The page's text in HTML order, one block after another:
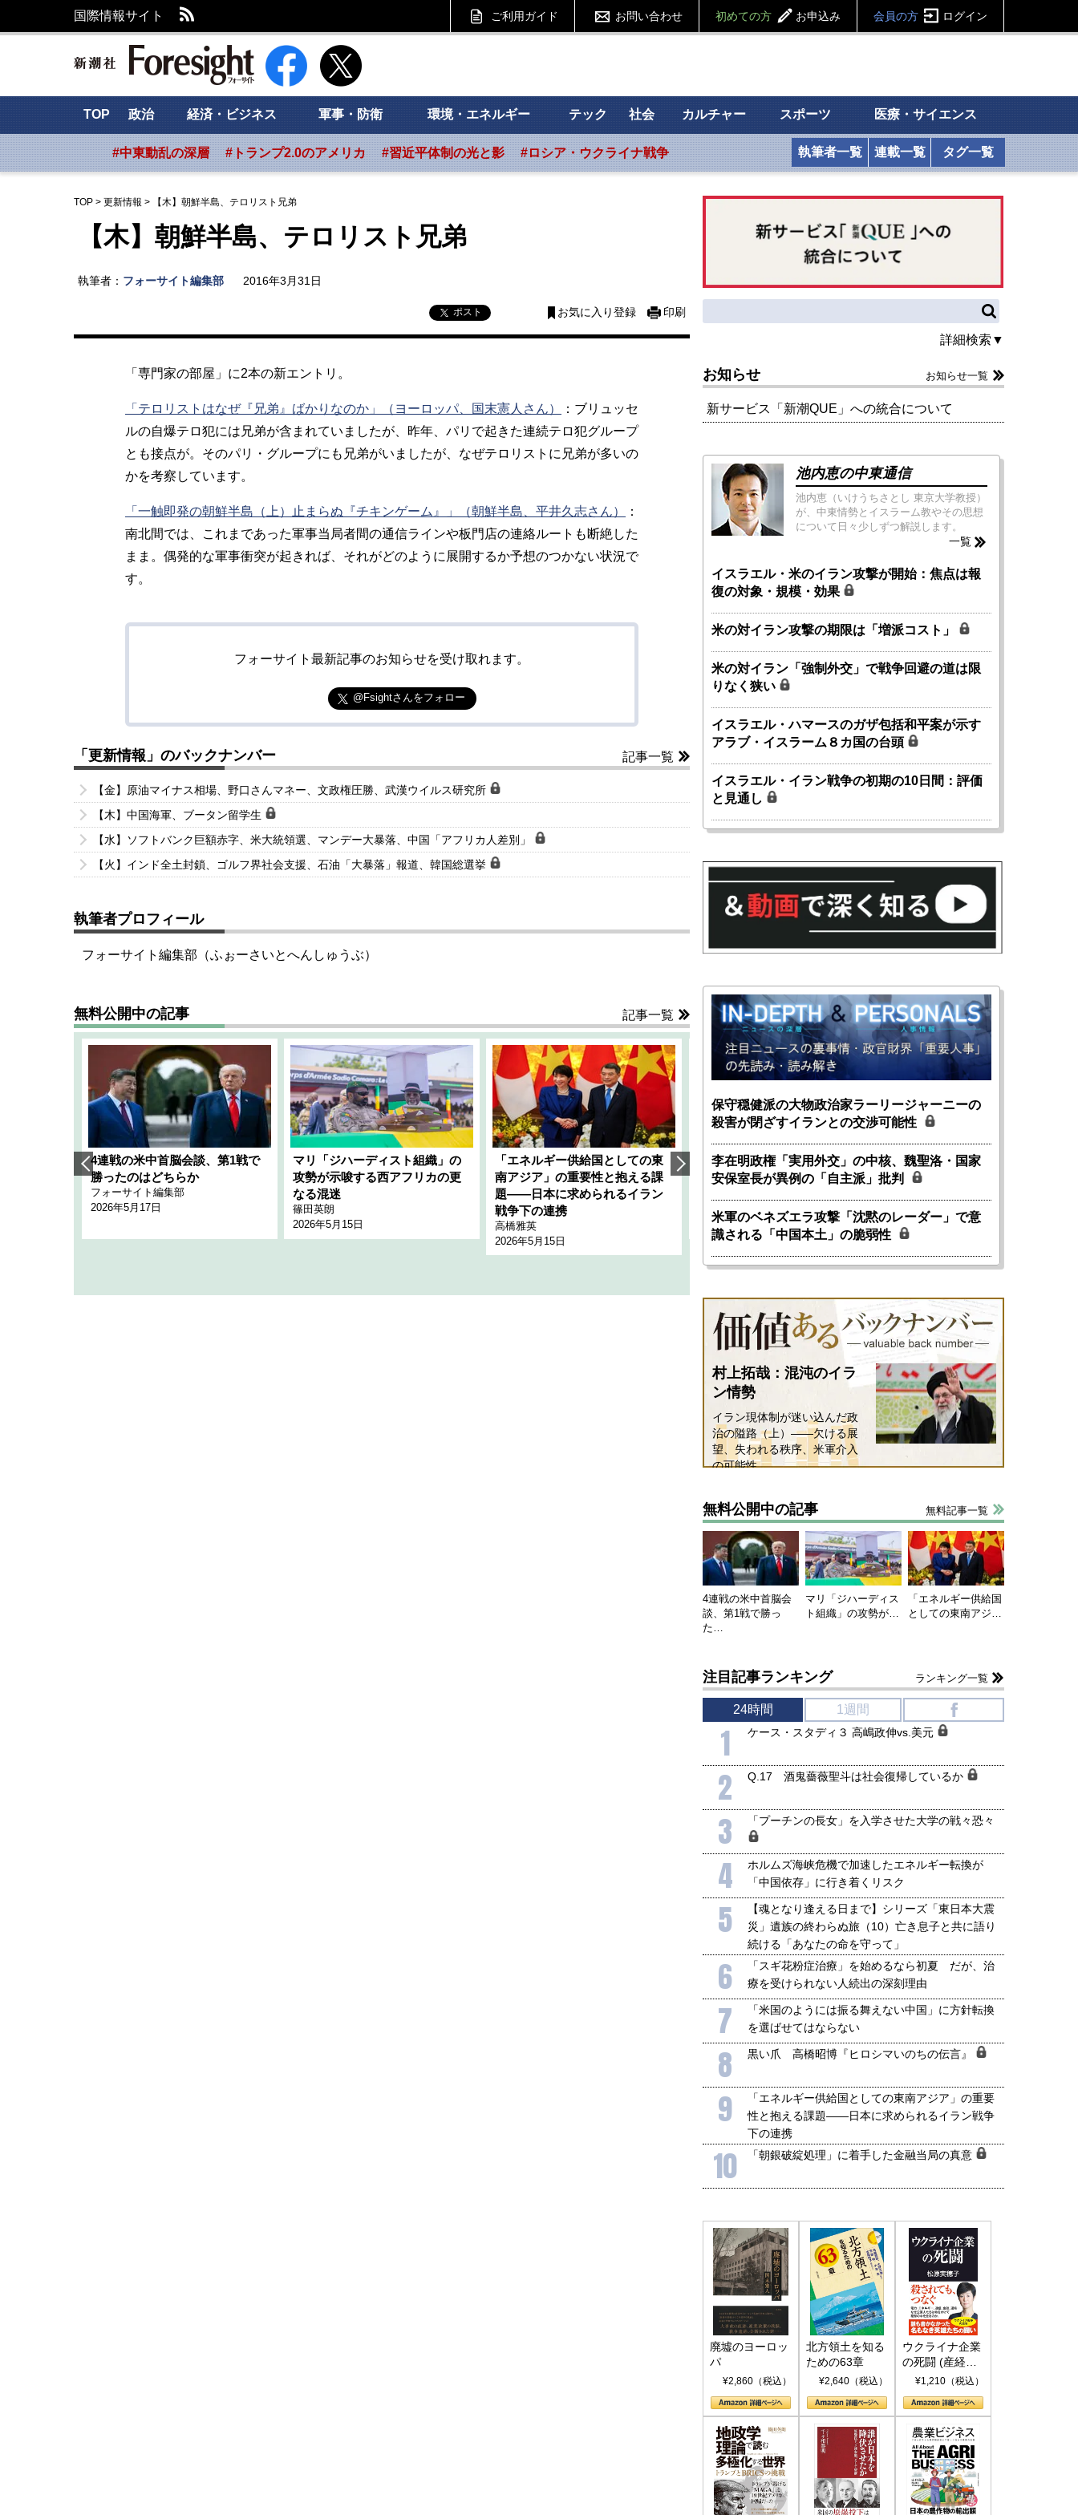
国際情報サイト ご利用ガイド お問い合わせ 初めての方 お申込み 会員の方 ログイン
新潮社 Foresight フォーサイト
TOP 政治 経済・ビジネス 軍事・防衛 環境・エネルギー テック 社会 カルチャー スポーツ 医療・サイエンス
#中東動乱の深層 #トランプ2.0のアメリカ #習近平体制の光と影 #ロシア・ウクライナ戦争 執筆者一覧 連載一覧 タグ一覧
TOP > 更新情報 > 【木】朝鮮半島、テロリスト兄弟
【木】朝鮮半島、テロリスト兄弟
執筆者： フォーサイト編集部 2016年3月31日
ポスト お気に入り登録 印刷
「専門家の部屋」に2本の新エントリ。
「テロリストはなぜ『兄弟』ばかりなのか」（ヨーロッパ、国末憲人さん）
：ブリュッセ
ルの自爆テロ犯には兄弟が含まれていましたが、昨年、パリで起きた連続テロ犯グループ
とも接点が。そのパリ・グループにも兄弟がいましたが、なぜテロリストに兄弟が多いの
かを考察しています。
「一触即発の朝鮮半島（上）止まらぬ『チキンゲーム』」（朝鮮半島、平井久志さん）
：
南北間では、これまであった軍事当局者間の通信ラインや板門店の連絡ルートも断絶した
まま。偶発的な軍事衝突が起きれば、それがどのように展開するか予想のつかない状況で
す。
フォーサイト最新記事のお知らせを受け取れます。
@Fsightさんをフォロー
「更新情報」のバックナンバー 記事一覧
【金】原油マイナス相場、野口さんマネー、文政権圧勝、武漢ウイルス研究所
【木】中国海軍、ブータン留学生
【水】ソフトバンク巨額赤字、米大統領選、マンデー大暴落、中国「アフリカ人差別」
【火】インド全土封鎖、ゴルフ界社会支援、石油「大暴落」報道、韓国総選挙
執筆者プロフィール
フォーサイト編集部（ふぉーさいとへんしゅうぶ）
無料公開中の記事 記事一覧
4連戦の米中首脳会談、第1戦で
勝ったのはどちらか
フォーサイト編集部
2026年5月17日
マリ「ジハーディスト組織」の
攻勢が示唆する西アフリカの更
なる混迷
篠田英朗
2026年5月15日
「エネルギー供給国としての東
南アジア」の重要性と抱える課
題――日本に求められるイラン
戦争下の連携
高橋雅英
2026年5月15日
韓国にも理解してほしい「極東
1905年体制」における日米韓安
千々和泰明
2026年5月15日
ホルムズ海峡危機で加速したエ
ネルギー転換が「中国依存」に
小山堅
2026年5月14日
詳細検索▼
お知らせ お知らせ一覧
新サービス「新潮QUE」への統合について
池内恵の中東通信
池内恵（いけうちさとし 東京大学教授）
が、中東情勢とイスラーム教やその思想
について日々少しずつ解説します。
一覧
イスラエル・米のイラン攻撃が開始：焦点は報
復の対象・規模・効果
米の対イラン攻撃の期限は「増派コスト」
米の対イラン「強制外交」で戦争回避の道は限
りなく狭い
イスラエル・ハマースのガザ包括和平案が示す
アラブ・イスラーム８カ国の台頭
イスラエル・イラン戦争の初期の10日間：評価
と見通し
保守穏健派の大物政治家ラーリージャーニーの
殺害が閉ざすイランとの交渉可能性
李在明政権「実用外交」の中核、魏聖洛・国家
安保室長が異例の「自主派」批判
米軍のベネズエラ攻撃「沈黙のレーダー」で意
識される「中国本土」の脆弱性
村上拓哉：混沌のイラ
ン情勢
イラン現体制が迷い込んだ政
治の隘路（上）――欠ける展
望、失われる秩序、米軍介入
の可能性
無料公開中の記事 無料記事一覧
4連戦の米中首脳会
談、第1戦で勝っ
た…
マリ「ジハーディス
ト組織」の攻勢が…
「エネルギー供給国
としての東南アジ…
注目記事ランキング ランキング一覧
24時間 1週間
1 ケース・スタディ３ 高嶋政伸vs.美元
2 Q.17 酒鬼薔薇聖斗は社会復帰しているか
3 「プーチンの長女」を入学させた大学の戦々恐々
4
ホルムズ海峡危機で加速したエネルギー転換が
「中国依存」に行き着くリスク
5
【魂となり逢える日まで】シリーズ「東日本大震
災」遺族の終わらぬ旅（10）亡き息子と共に語り
続ける「あなたの命を守って」
6
「スギ花粉症治療」を始めるなら初夏 だが、治
療を受けられない人続出の深刻理由
7
「米国のようには振る舞えない中国」に方針転換
を選ばせてはならない
8 黒い爪 高橋昭博『ヒロシマいのちの伝言』
9
「エネルギー供給国としての東南アジア」の重要
性と抱える課題――日本に求められるイラン戦争
下の連携
10 「朝銀破綻処理」に着手した金融当局の真意
廃墟のヨーロッ
パ
¥2,860（税込）
北方領土を知る
ための63章
¥2,640（税込）
ウクライナ企業
の死闘 (産経セ
レクト S 039)
¥1,210（税込）